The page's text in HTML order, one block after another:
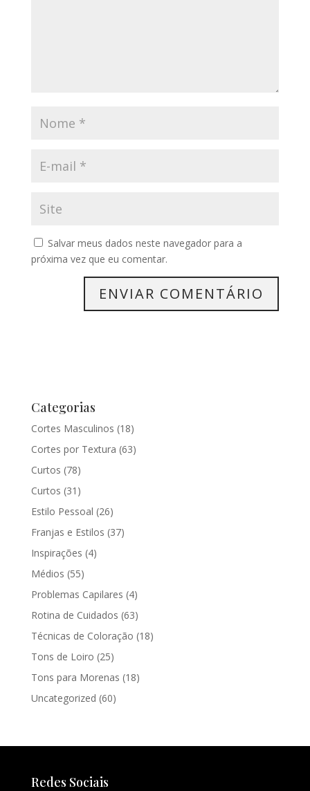
Salvar meus dados neste navegador para a
próxima vez que eu comentar.
Categorias
Cortes Masculinos (18)
Cortes por Textura (63)
Curtos (78)
Curtos (31)
Estilo Pessoal (26)
Franjas e Estilos (37)
Inspirações (4)
Médios (55)
Problemas Capilares (4)
Rotina de Cuidados (63)
Técnicas de Coloração (18)
Tons de Loiro (25)
Tons para Morenas (18)
Uncategorized (60)
Redes Sociais